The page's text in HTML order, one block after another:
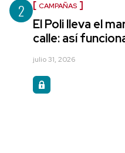
2 CAMPAÑAS
El Poli lleva el
calle: así
julio 31, 2026